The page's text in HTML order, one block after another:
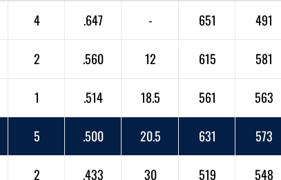
4 .647 - 651 491
2 .560 12 615 581
1 .514 18.5 561 563
5 .500 20.5 631 573
2 .433 30 519 548